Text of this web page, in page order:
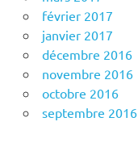
février 2017
janvier 2017
décembre 2016
novembre 2016
octobre 2016
septembre 2016